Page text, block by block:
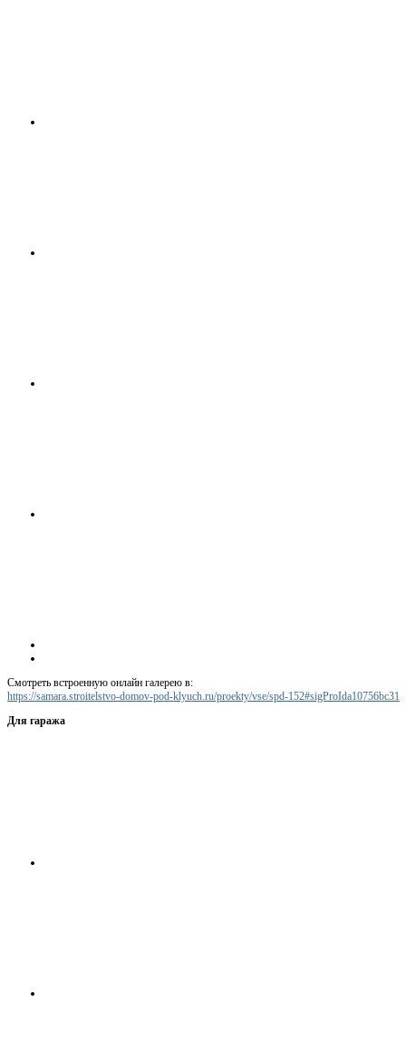
Смотреть встроенную онлайн галерею в:
https://samara.stroitelstvo-domov-pod-klyuch.ru/proekty/vse/spd-152#sigProIda10756bc31
Для гаража